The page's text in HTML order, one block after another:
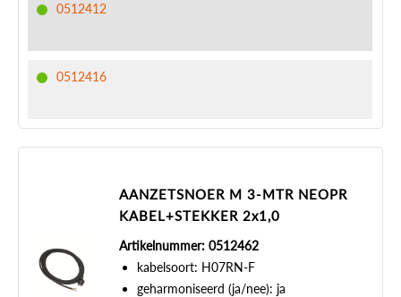
0512412
0512416
AANZETSNOER M 3-MTR NEOPR
KABEL+STEKKER 2x1,0
Artikelnummer: 0512462
kabelsoort: H07RN-F
geharmoniseerd (ja/nee): ja